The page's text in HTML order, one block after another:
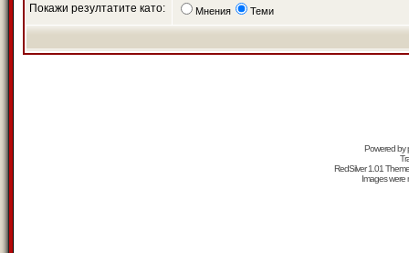
Покажи резултатите като: Мнения Теми
Powered by
RedSilver 1.01
Images were